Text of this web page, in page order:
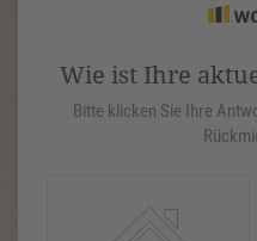
Wie ist Ihre
Bitte klicken Sie Ihre